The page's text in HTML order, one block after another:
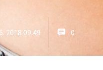
2018 09.49 0